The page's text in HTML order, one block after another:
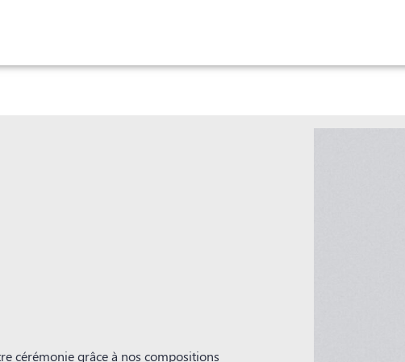
cérémonie grâce à nos compositions